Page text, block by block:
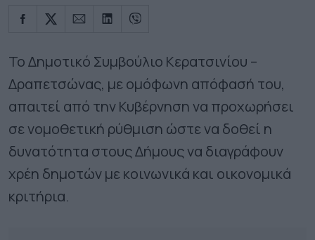
​Το Δημοτικό Συμβούλιο Κερατσινίου –
Δραπετσώνας, με ομόφωνη απόφασή του,
απαιτεί από την Κυβέρνηση να προχωρήσει
σε νομοθετική ρύθμιση ώστε να δοθεί η
δυνατότητα στους Δήμους να διαγράφουν
χρέη δημοτών με κοινωνικά και οικονομικά
κριτήρια.